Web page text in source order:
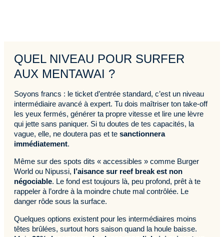
QUEL NIVEAU POUR SURFER
AUX MENTAWAI ?
Soyons francs : le ticket d’entrée standard, c’est un niveau
intermédiaire avancé à expert. Tu dois maîtriser ton take-off
les yeux fermés, générer ta propre vitesse et lire une lèvre
qui jette sans paniquer. Si tu doutes de tes capacités, la
vague, elle, ne doutera pas et te sanctionnera
immédiatement.
Même sur des spots dits « accessibles » comme Burger
World ou Nipussi, l’aisance sur reef break est non
négociable. Le fond est toujours là, peu profond, prêt à te
rappeler à l’ordre à la moindre chute mal contrôlée. Le
danger rôde sous la surface.
Quelques options existent pour les intermédiaires moins
têtes brûlées, surtout hors saison quand la houle baisse.